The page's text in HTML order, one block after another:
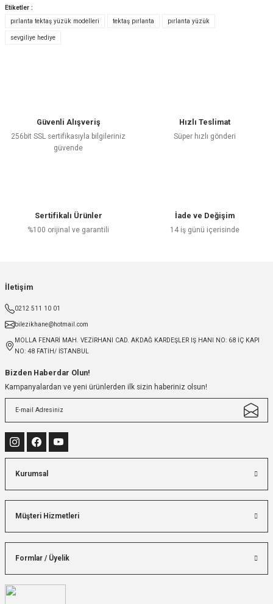
Bu ürüne ilk yorumu siz yapın!
Etiketler :
pırlanta tektaş yüzük modelleri
tektaş pırlanta pırlanta yüzük
sevgiliye hediye
Güvenli Alışveriş
256bit SSL sertifikasıyla bilgileriniz
güvende
Hızlı Teslimat
Süper hızlı gönderi
Sertifikalı Ürünler
%100 orijinal ve garantili
İade ve Değişim
14 iş günü içerisinde
İletişim
0212 511 10 01
bilezikhane@hotmail.com
MOLLA FENARİ MAH. VEZİRHANI CAD. AKDAĞ KARDEŞLER IŞ HANI NO: 68 İÇ KAPI
NO: 48 FATİH/ İSTANBUL
Bizden Haberdar Olun!
Kampanyalardan ve yeni ürünlerden ilk sizin haberiniz olsun!
Kurumsal
Müşteri Hizmetleri
Formlar / Üyelik